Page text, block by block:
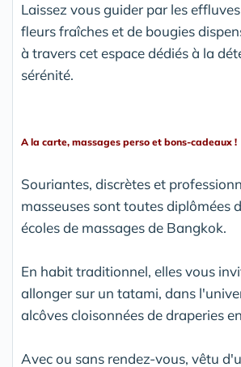
Laissez vous guider par les
fleurs fraîches et de bougies
à travers cet espace dédiés à la
sérénité.
A la carte, massages perso et bons-cadeaux !
Souriantes, discrètes et
masseuses sont toutes diplômées
écoles de massages de Bangkok.
En habit traditionnel, elles vous
allonger sur un tatami, dans
alcôves cloisonnées de draperies
Avec ou sans rendez-vous, vêtu